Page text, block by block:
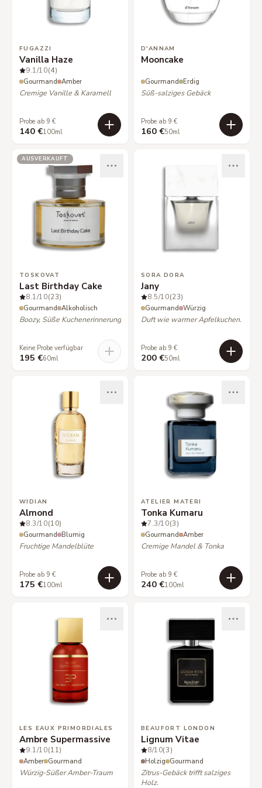
FUGAZZI
Vanilla Haze
9.1/10(4)
Gourmand Amber
Cremige Vanille & Karamell
Probe ab 9 €
140 €100ml
D'ANNAM
Mooncake
Gourmand Erdig
Süß-salziges Gebäck
Probe ab 9 €
160 €50ml
AUSVERKAUFT
TOSKOVAT
Last Birthday Cake
8.1/10(23)
Gourmand Alkoholisch
Boozy, Süße Kuchenerinnerung
Keine Probe verfügbar
195 €60ml
SORA DORA
Jany
8.5/10(23)
Gourmand Würzig
Duft wie warmer Apfelkuchen.
Probe ab 9 €
200 €50ml
WIDIAN
Almond
8.3/10(10)
Gourmand Blumig
Fruchtige Mandelblüte
Probe ab 9 €
175 €100ml
ATELIER MATERI
Tonka Kumaru
7.3/10(3)
Gourmand Amber
Cremige Mandel & Tonka
Probe ab 9 €
240 €100ml
LES EAUX PRIMORDIALES
Ambre Supermassive
9.1/10(11)
Amber Gourmand
Würzig-Süßer Amber-Traum
BEAUFORT LONDON
Lignum Vitae
8/10(3)
Holzig Gourmand
Zitrus-Gebäck trifft salziges
Holz.